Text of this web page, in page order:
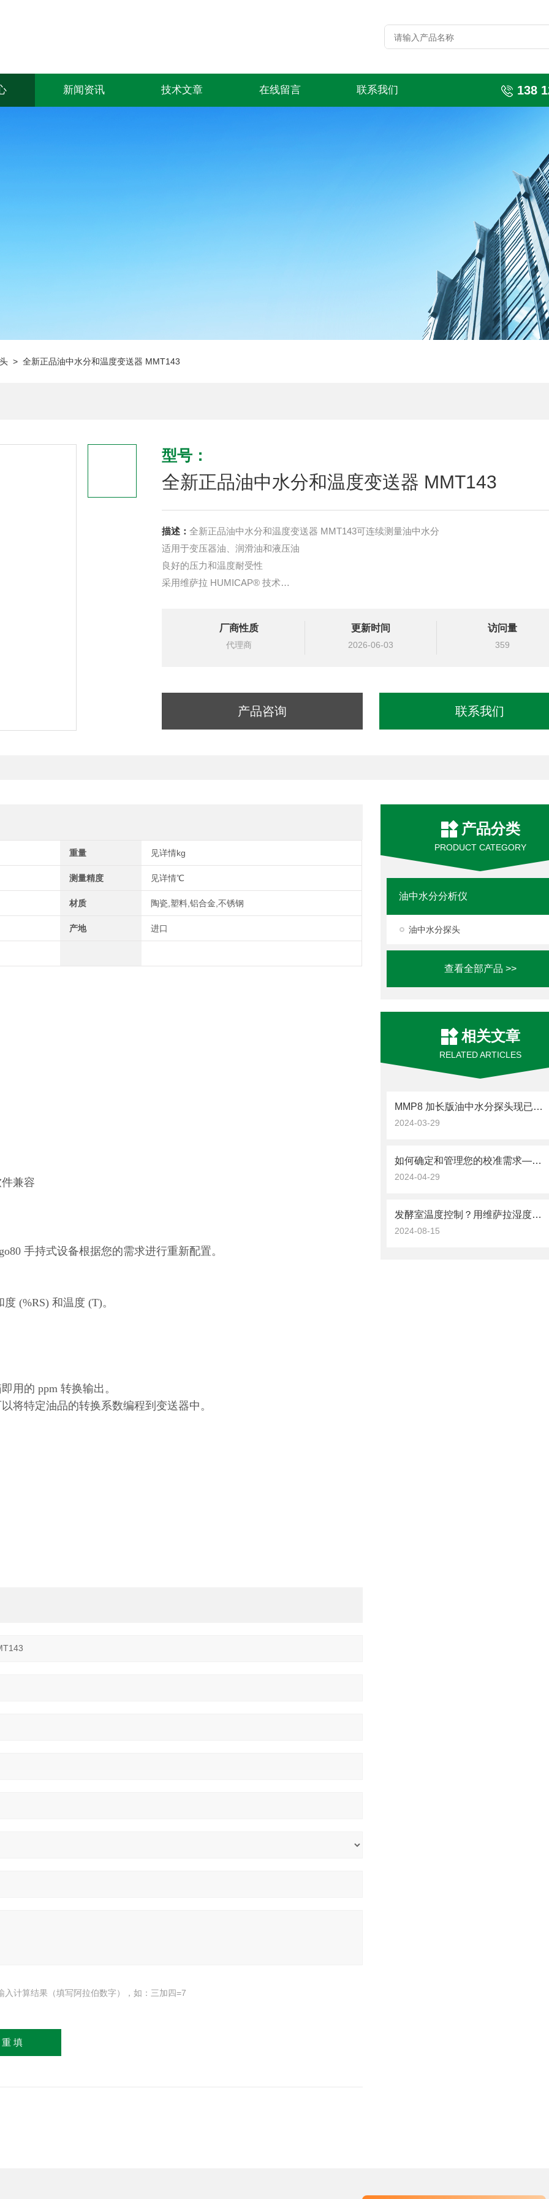
新闻资讯 技术文章 在线留言 联系我们 138
> 全新正品油中水分和温度变送器 MMT143
型号：
全新正品油中水分和温度变送器 MMT143
描述： 全新正品油中水分和温度变送器 MMT143可连续测量油中水分
适用于变压器油、润滑油和液压油
良好的压力和温度耐受性
采用维萨拉 HUMICAP® 技术
厂商性质
代理商
更新时间
2026-06-03
访问量
359
产品咨询 联系我们
产品分类
PRODUCT CATEGORY
油中水分分析仪
油中水分探头
查看全部产品 >>
相关文章
RELATED ARTICLES
MMP8 加长版油中水分探头现已问世！
2024-03-29
如何确定和管理您的校准需求——四种校准选项及说明
2024-04-29
发酵室温度控制？用维萨拉湿度传感器HMP60！
2024-08-15
重量 见详情kg
测量精度 见详情℃
材质 陶瓷,塑料,铝合金,不锈钢
产地 进口
兼容
手持式设备根据您的需求进行重新配置。
(%RS) 和温度 (T)。
用的 ppm 转换输出。
将特定油品的转换系数编程到变送器中。
入计算结果（填写阿拉伯数字），如：三加四=7